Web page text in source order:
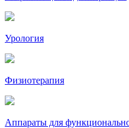
Урология
Физиотерапия
Аппараты для